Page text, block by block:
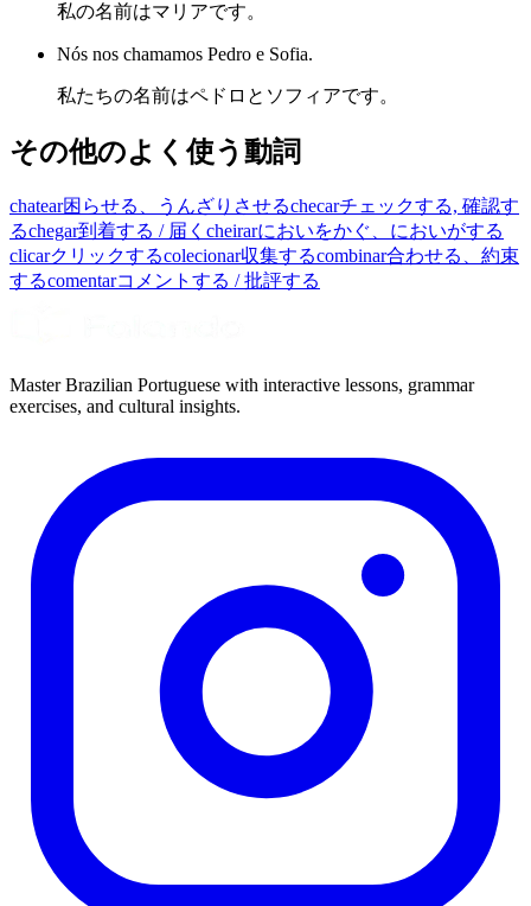
私の名前はマリアです。
Nós nos chamamos Pedro e Sofia.
私たちの名前はペドロとソフィアです。
その他のよく使う動詞
chatear困らせる、うんざりさせるchecarチェックする, 確認す
るchegar到着する / 届く cheirarにおいをかぐ、においがする
clicarクリックするcolecionar収集するcombinar合わせる、約束
するcomentarコメントする / 批評する
Master Brazilian Portuguese with interactive lessons, grammar
exercises, and cultural insights.